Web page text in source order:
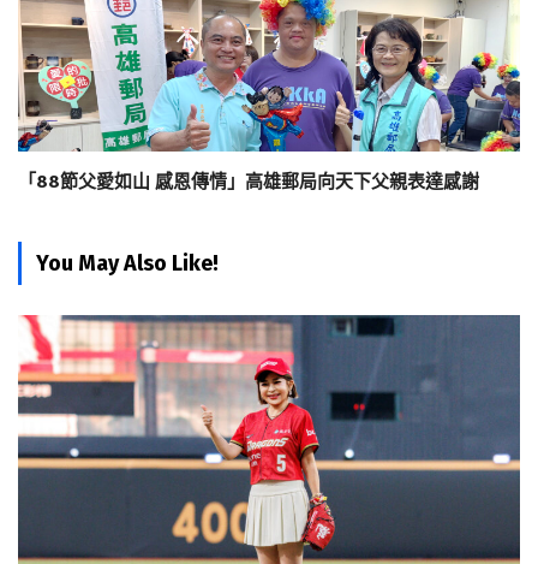
「88節父愛如山 感恩傳情」高雄郵局向天下父親表達感謝
You May Also Like!